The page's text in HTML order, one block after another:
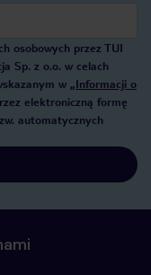
osobowych przez TUI
Sp. z o.o. w celach
w „Informacji o
elektroniczną formę
automatycznych